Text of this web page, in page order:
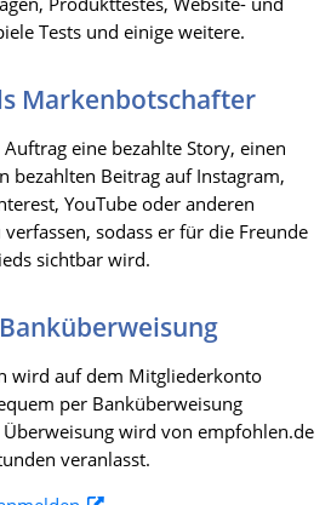
Tests und einige weitere.
Markenbotschafter
eine bezahlte Story, einen
bezahlten Beitrag auf Instagram,
YouTube oder anderen
sodass er für die Freunde
sichtbar wird.
wird auf dem Mitgliederkonto
per Banküberweisung
wird von empfohlen.de
veranlasst.